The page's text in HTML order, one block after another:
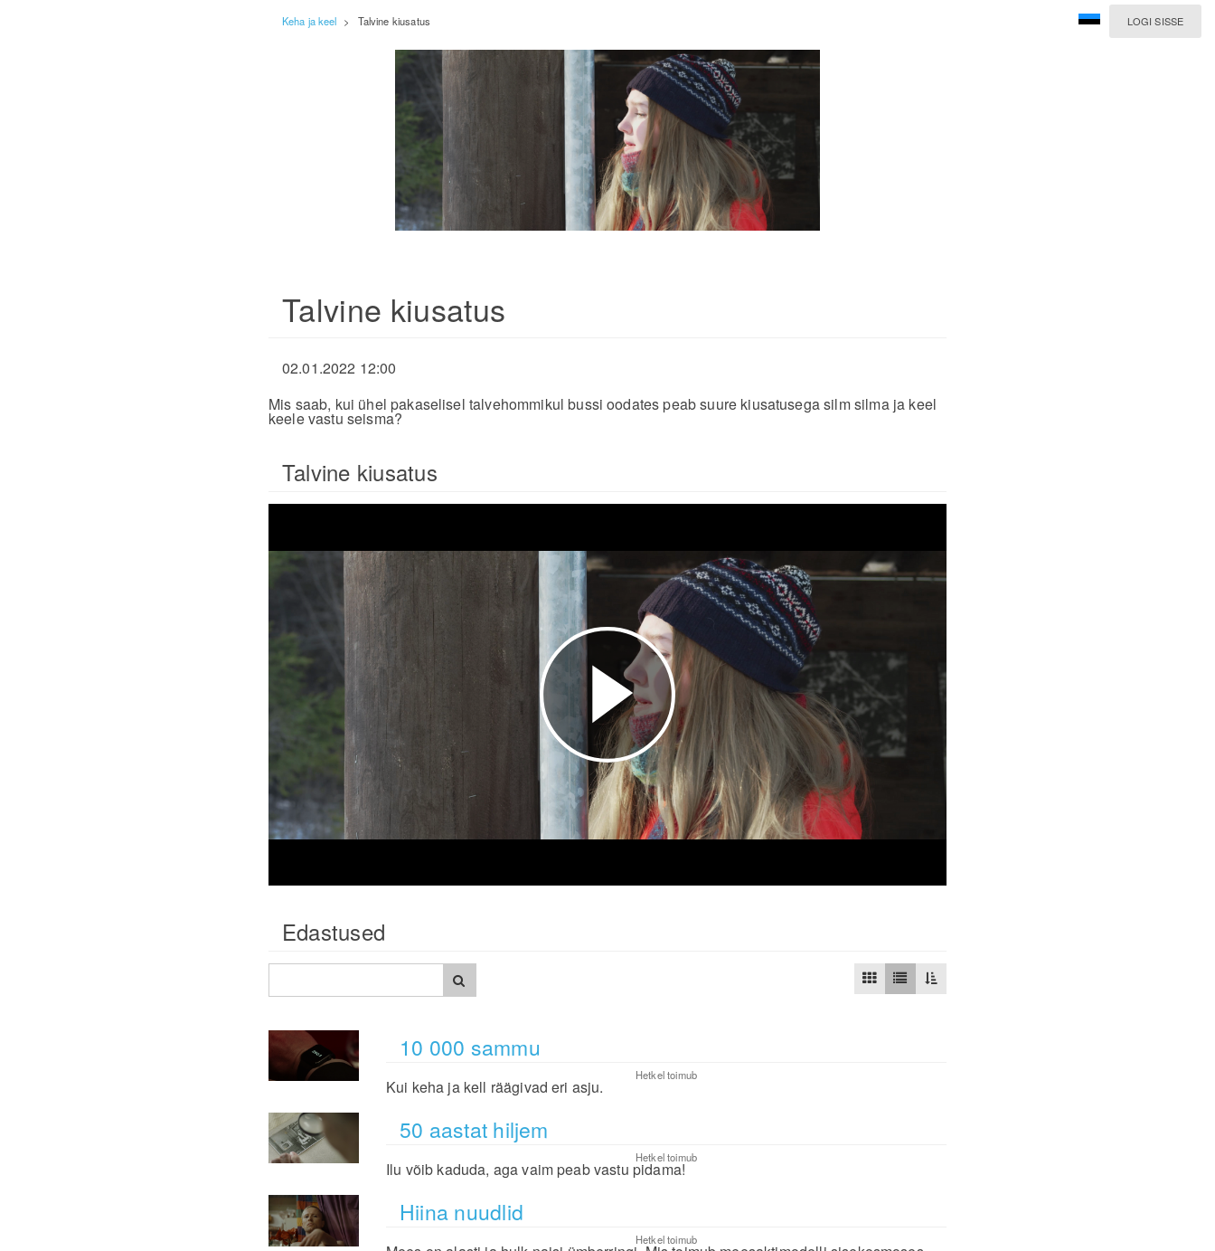
LOGI SISSE
Keha ja keel > Talvine kiusatus
Talvine kiusatus
02.01.2022 12:00
Mis saab, kui ühel pakaselisel talvehommikul bussi oodates peab suure kiusatusega silm silma ja keel
keele vastu seisma?
Talvine kiusatus
Esita
video
Edastused
10 000 sammu
Hetkel toimub
Kui keha ja kell räägivad eri asju.
50 aastat hiljem
Hetkel toimub
Ilu võib kaduda, aga vaim peab vastu pidama!
Hiina nuudlid
Hetkel toimub